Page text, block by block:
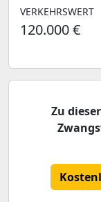
VERKEHRSWERT
120.000 €
Zu